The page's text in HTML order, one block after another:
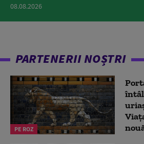
08.08.2026
PARTENERII NOȘTRI
PE ROZ